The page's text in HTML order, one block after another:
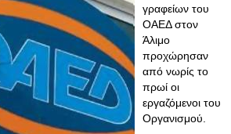
γραφείων του
ΟΑΕΔ στον
Άλιμο
προχώρησαν
από νωρίς το
πρωί οι
εργαζόμενοι του
Οργανισμού.